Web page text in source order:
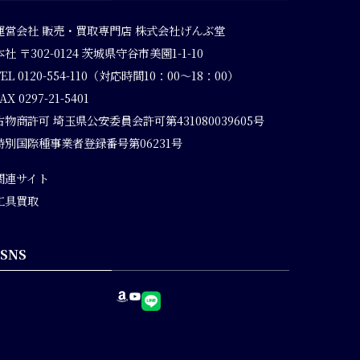
営会社 販売・買取専門店 株式会社げんぶ堂
社 〒302-0124 茨城県守谷市美園1-1-10
0120-554-110（対応時間10：00～18：00）
0297-21-5401
物商許可 埼玉県公安委員会許可第431080039605号
別国際種事業者登録番号第06231号
連サイト
具買取
SNS
Amazon YouTube